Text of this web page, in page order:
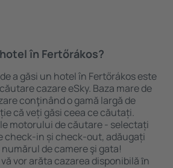
în Fertőrákos?
a găsi un hotel în Fertőrákos este
cazare eSky. Baza mare de
conţinând o gamă largă de
că veți găsi ceea ce căutați.
motorului de căutare - selectați
check-in și check-out, adăugați
de camere şi gata!
vor arăta cazarea disponibilă ȋn